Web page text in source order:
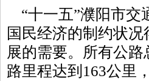
“十一五”濮阳市交
国民经济的制约状
展的需要。所有公
路里程达到163公里